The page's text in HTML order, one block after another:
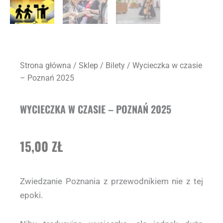
Strona główna / Sklep / Bilety / Wycieczka w czasie
– Poznań 2025
WYCIECZKA W CZASIE – POZNAŃ 2025
15,00 ZŁ
Zwiedzanie Poznania z przewodnikiem nie z tej
epoki.